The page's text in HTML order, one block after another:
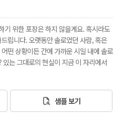
기 위한 포장은 하지 않을게요. 혹시라도
립니다. 오랫동안 솔로였던 사람, 혹은
떤 상황이든 간에 가까운 시일 내에 솔로
는 그대로의 현실이 지금 이 자리에서
샘플 보기